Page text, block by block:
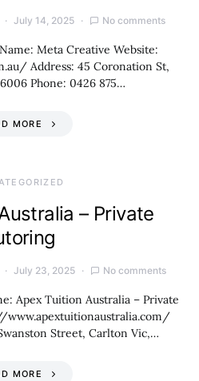
July 14, 2025 No comments
Meta Creative Website:
Address: 45 Coronation St,
Phone: 0426 875…
MORE
– Private
July 23, 2025 No comments
Apex Tuition Australia – Private
Street, Carlton Vic,…
MORE